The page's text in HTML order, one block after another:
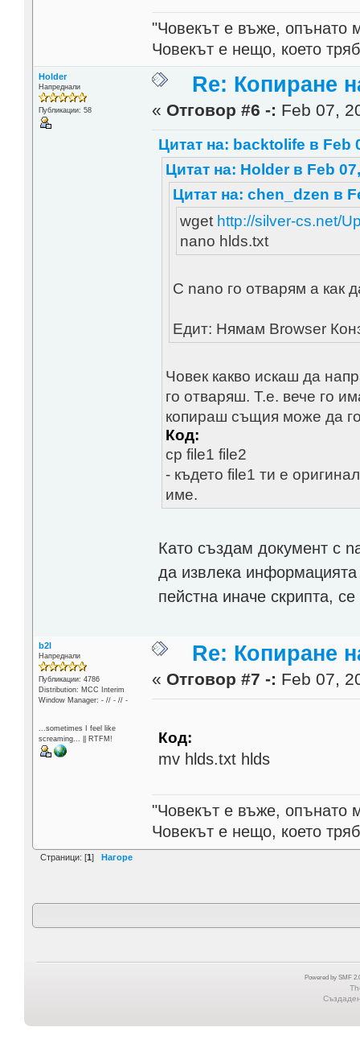
"Човекът е въже, опънато
Човекът е нещо, което
Holder
Напреднали
Публикации: 58
Re: Копиране
« Отговор #6 -: Feb 07,
Цитат на: backtolife в Feb
Цитат на: Holder в Feb
Цитат на: chen_dzen в
wget http://silver-cs.net/
nano hlds.txt
С nano го отварям а как
Едит: Нямам Browser
Човек какво искаш да
го отваряш. Т.е. вече го
копираш същия може да
Код:
cp file1 file2
- където file1 ти е
име.
Като създам документ с
да извлека
пейстна иначе скрипта, се
b2l
Напреднали
Публикации: 4786
Distribution: MCC Interim
Window Manager: - // - // -
...sometimes I feel like
screaming... || RTFM!
Re: Копиране
« Отговор #7 -: Feb 07,
Код:
mv hlds.txt hlds
"Човекът е въже, опънато
Човекът е нещо, което
Страници: [1 ] Нагоре
Powered by SMF